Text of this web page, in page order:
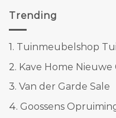
Trending
1. Tuinmeubelshop
2. Kave Home Nieuwe
3. Van der Garde Sale
4. Goossens